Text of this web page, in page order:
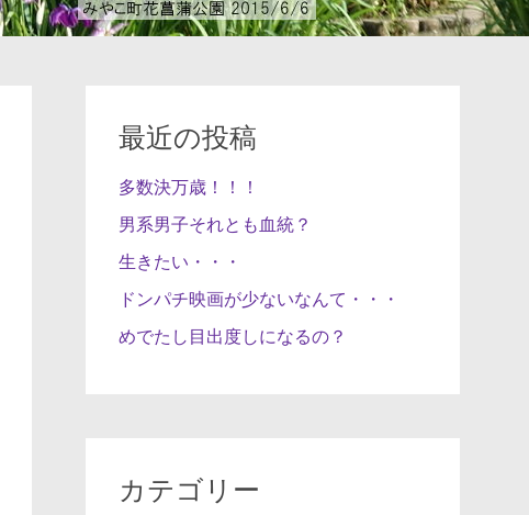
最近の投稿
多数決万歳！！！
男系男子それとも血統？
生きたい・・・
ドンパチ映画が少ないなんて・・・
めでたし目出度しになるの？
カテゴリー